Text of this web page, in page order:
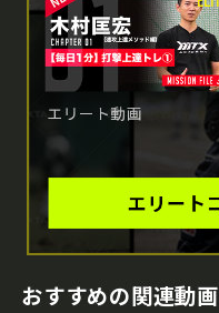
おすすめの関連動画